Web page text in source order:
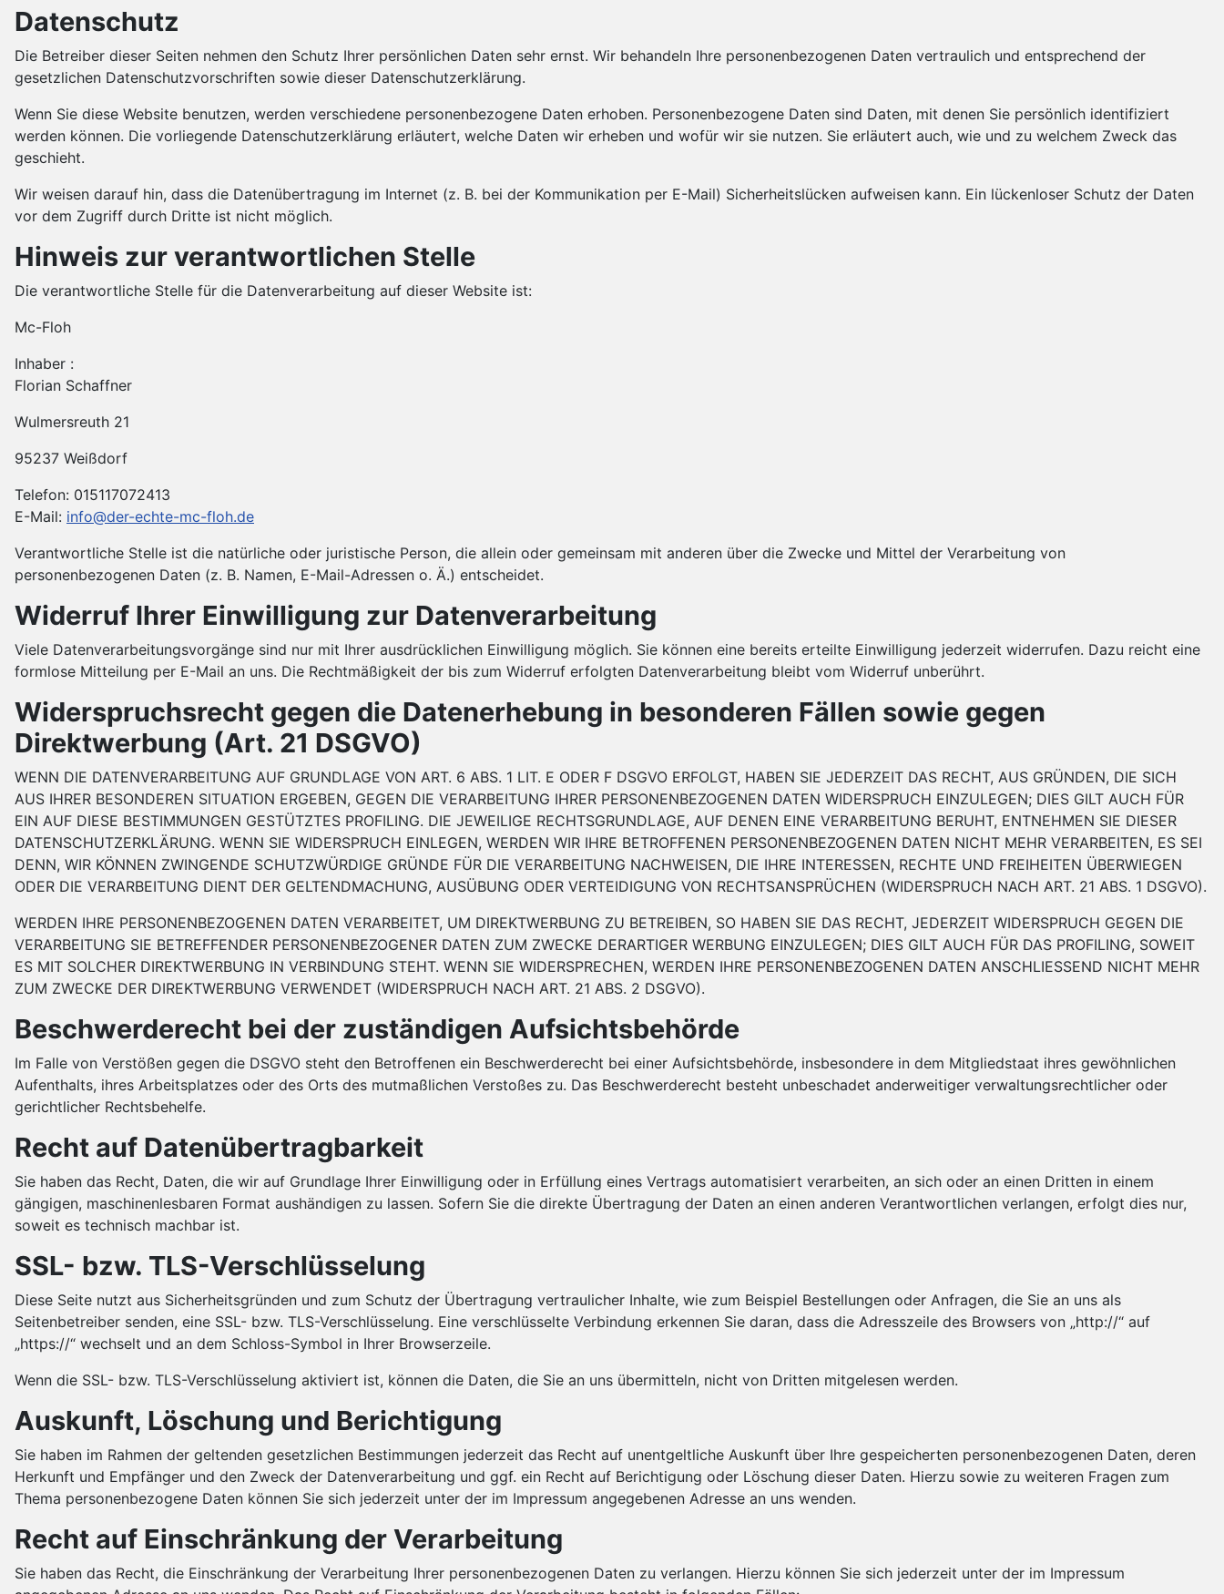
Datenschutz
Die Betreiber dieser Seiten nehmen den Schutz Ihrer persönlichen Daten sehr ernst. Wir behandeln Ihre personenbezogenen Daten vertraulich und entsprechend der
gesetzlichen Datenschutzvorschriften sowie dieser Datenschutzerklärung.
Wenn Sie diese Website benutzen, werden verschiedene personenbezogene Daten erhoben. Personenbezogene Daten sind Daten, mit denen Sie persönlich identifiziert
werden können. Die vorliegende Datenschutzerklärung erläutert, welche Daten wir erheben und wofür wir sie nutzen. Sie erläutert auch, wie und zu welchem Zweck das
geschieht.
Wir weisen darauf hin, dass die Datenübertragung im Internet (z. B. bei der Kommunikation per E-Mail) Sicherheitslücken aufweisen kann. Ein lückenloser Schutz der Daten
vor dem Zugriff durch Dritte ist nicht möglich.
Hinweis zur verantwortlichen Stelle
Die verantwortliche Stelle für die Datenverarbeitung auf dieser Website ist:
Mc-Floh
Inhaber :
Florian Schaffner
Wulmersreuth 21
95237 Weißdorf
Telefon: 015117072413
E-Mail: info@der-echte-mc-floh.de
Verantwortliche Stelle ist die natürliche oder juristische Person, die allein oder gemeinsam mit anderen über die Zwecke und Mittel der Verarbeitung von
personenbezogenen Daten (z. B. Namen, E-Mail-Adressen o. Ä.) entscheidet.
Widerruf Ihrer Einwilligung zur Datenverarbeitung
Viele Datenverarbeitungsvorgänge sind nur mit Ihrer ausdrücklichen Einwilligung möglich. Sie können eine bereits erteilte Einwilligung jederzeit widerrufen. Dazu reicht eine
formlose Mitteilung per E-Mail an uns. Die Rechtmäßigkeit der bis zum Widerruf erfolgten Datenverarbeitung bleibt vom Widerruf unberührt.
Widerspruchsrecht gegen die Datenerhebung in besonderen Fällen sowie gegen
Direktwerbung (Art. 21 DSGVO)
WENN DIE DATENVERARBEITUNG AUF GRUNDLAGE VON ART. 6 ABS. 1 LIT. E ODER F DSGVO ERFOLGT, HABEN SIE JEDERZEIT DAS RECHT, AUS GRÜNDEN, DIE SICH
AUS IHRER BESONDEREN SITUATION ERGEBEN, GEGEN DIE VERARBEITUNG IHRER PERSONENBEZOGENEN DATEN WIDERSPRUCH EINZULEGEN; DIES GILT AUCH FÜR
EIN AUF DIESE BESTIMMUNGEN GESTÜTZTES PROFILING. DIE JEWEILIGE RECHTSGRUNDLAGE, AUF DENEN EINE VERARBEITUNG BERUHT, ENTNEHMEN SIE DIESER
DATENSCHUTZERKLÄRUNG. WENN SIE WIDERSPRUCH EINLEGEN, WERDEN WIR IHRE BETROFFENEN PERSONENBEZOGENEN DATEN NICHT MEHR VERARBEITEN, ES SEI
DENN, WIR KÖNNEN ZWINGENDE SCHUTZWÜRDIGE GRÜNDE FÜR DIE VERARBEITUNG NACHWEISEN, DIE IHRE INTERESSEN, RECHTE UND FREIHEITEN ÜBERWIEGEN
ODER DIE VERARBEITUNG DIENT DER GELTENDMACHUNG, AUSÜBUNG ODER VERTEIDIGUNG VON RECHTSANSPRÜCHEN (WIDERSPRUCH NACH ART. 21 ABS. 1 DSGVO).
WERDEN IHRE PERSONENBEZOGENEN DATEN VERARBEITET, UM DIREKTWERBUNG ZU BETREIBEN, SO HABEN SIE DAS RECHT, JEDERZEIT WIDERSPRUCH GEGEN DIE
VERARBEITUNG SIE BETREFFENDER PERSONENBEZOGENER DATEN ZUM ZWECKE DERARTIGER WERBUNG EINZULEGEN; DIES GILT AUCH FÜR DAS PROFILING, SOWEIT
ES MIT SOLCHER DIREKTWERBUNG IN VERBINDUNG STEHT. WENN SIE WIDERSPRECHEN, WERDEN IHRE PERSONENBEZOGENEN DATEN ANSCHLIESSEND NICHT MEHR
ZUM ZWECKE DER DIREKTWERBUNG VERWENDET (WIDERSPRUCH NACH ART. 21 ABS. 2 DSGVO).
Beschwerderecht bei der zuständigen Aufsichtsbehörde
Im Falle von Verstößen gegen die DSGVO steht den Betroffenen ein Beschwerderecht bei einer Aufsichtsbehörde, insbesondere in dem Mitgliedstaat ihres gewöhnlichen
Aufenthalts, ihres Arbeitsplatzes oder des Orts des mutmaßlichen Verstoßes zu. Das Beschwerderecht besteht unbeschadet anderweitiger verwaltungsrechtlicher oder
gerichtlicher Rechtsbehelfe.
Recht auf Datenübertragbarkeit
Sie haben das Recht, Daten, die wir auf Grundlage Ihrer Einwilligung oder in Erfüllung eines Vertrags automatisiert verarbeiten, an sich oder an einen Dritten in einem
gängigen, maschinenlesbaren Format aushändigen zu lassen. Sofern Sie die direkte Übertragung der Daten an einen anderen Verantwortlichen verlangen, erfolgt dies nur,
soweit es technisch machbar ist.
SSL- bzw. TLS-Verschlüsselung
Diese Seite nutzt aus Sicherheitsgründen und zum Schutz der Übertragung vertraulicher Inhalte, wie zum Beispiel Bestellungen oder Anfragen, die Sie an uns als
Seitenbetreiber senden, eine SSL- bzw. TLS-Verschlüsselung. Eine verschlüsselte Verbindung erkennen Sie daran, dass die Adresszeile des Browsers von „http://“ auf
„https://“ wechselt und an dem Schloss-Symbol in Ihrer Browserzeile.
Wenn die SSL- bzw. TLS-Verschlüsselung aktiviert ist, können die Daten, die Sie an uns übermitteln, nicht von Dritten mitgelesen werden.
Auskunft, Löschung und Berichtigung
Sie haben im Rahmen der geltenden gesetzlichen Bestimmungen jederzeit das Recht auf unentgeltliche Auskunft über Ihre gespeicherten personenbezogenen Daten, deren
Herkunft und Empfänger und den Zweck der Datenverarbeitung und ggf. ein Recht auf Berichtigung oder Löschung dieser Daten. Hierzu sowie zu weiteren Fragen zum
Thema personenbezogene Daten können Sie sich jederzeit unter der im Impressum angegebenen Adresse an uns wenden.
Recht auf Einschränkung der Verarbeitung
Sie haben das Recht, die Einschränkung der Verarbeitung Ihrer personenbezogenen Daten zu verlangen. Hierzu können Sie sich jederzeit unter der im Impressum